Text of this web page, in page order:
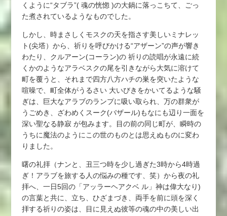
くように“タブラ”( 魂の恍惚 )の大鍋に落っこちて、ごっ
た煮されているようなものでした。
しかし、時まさしくモスクの天を指さす美しいミナレッ
ト(尖塔）から、祈りを呼びかける“アザーン”の声が響き
わたり、クルアーン(コーラン)の 祈りの読唱が永遠に続
くかのようなアラベスクの尾を引きながら大気に溶けて
町を覆うと、それまで四方八方ハチの巣を突いたような
喧噪で、町全体がうるさい 大いびきをかいてるような騒
ぎは、巨大なアラブのランプに吸い取られ、万の群衆が
うごめき、ざわめくスーク(バザール)もなにも辺り一面を
深い聖なる静寂 が包みます。目の前の同じ町が、瞬時の
うちに魔法のようにこの世のものとは思えぬものに変わ
りました。
曙の礼拝（ナンと、丑三つ時を少し過ぎた3時から4時過
ぎ！アラブを旅する人の悩みの種です、笑）から夜の礼
拝へ、一日5回の「アッラーヘアクベ ル」神は偉大なり)
の言葉と共に、立ち、ひざまづき、両手を前に頭を深く
拝する祈りの姿は、目に見えぬ彼等の魂の中の美しい出